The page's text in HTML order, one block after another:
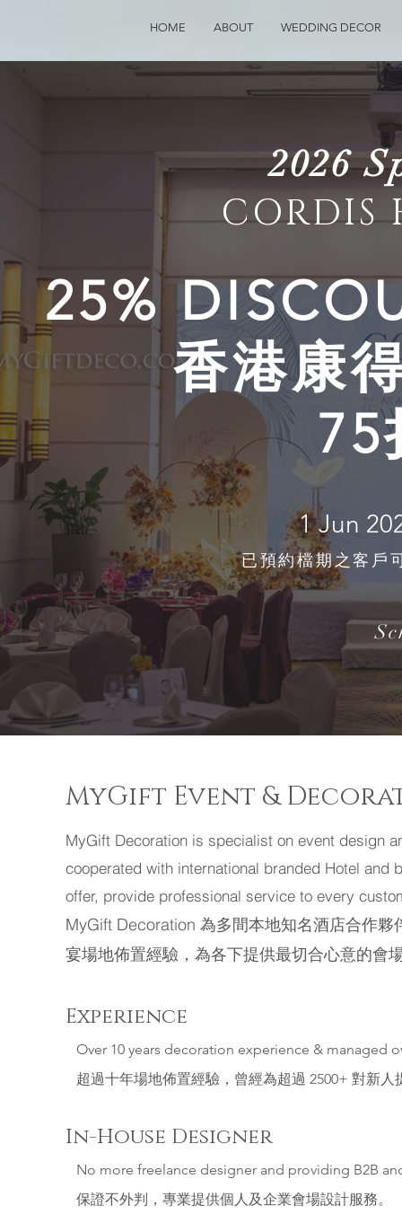
HOME ABOUT WEDDING DECOR
2026
CORDIS
25%
香港康
75
1 Jun
已預約檔期之客戶
MyGift Event &
MyGift Decoration is specialist on event design
cooperated with international branded Hotel and
offer, provide professional service to every
MyGift Decoration 為多間本地知名酒店合作
宴場地佈置經驗，為各下提供最切合心意的會
Experience
Over 10 years decoration experience & managed
超過十年場地佈置經驗，曾經為超過 2500+ 對新人
In-House Designer
No more freelance designer and providing B2B
保證不外判，專業提供個人及企業會場設計服務。​